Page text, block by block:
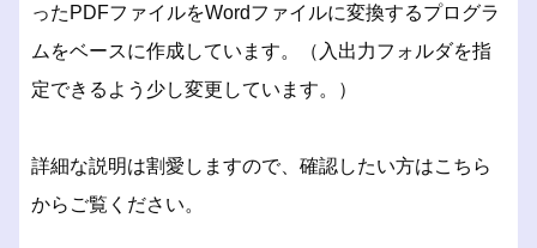
ったPDFファイルをWordファイルに変換するプログラ
ムをベースに作成しています。（入出力フォルダを指
定できるよう少し変更しています。）
詳細な説明は割愛しますので、確認したい方はこちら
からご覧ください。